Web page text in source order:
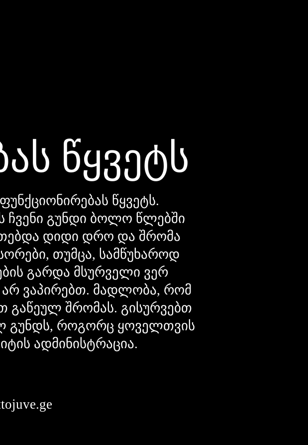
წყვეტს
წყვეტს.
ჩვენი გუნდი ბოლო წლებში
დიდი დრო და შრომა
თუმცა, სამწუხაროდ
გარდა მსურველი ვერ
არ ვაპირებთ. მადლობა, რომ
გაწეულ შრომას. გისურვებთ
გუნდს, როგორც ყოველთვის
ადმინისტრაცია.